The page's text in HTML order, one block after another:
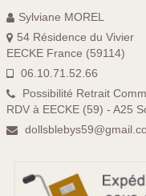
Sylviane MOREL
54 Résidence du Vivier
EECKE France (59114)
06.10.71.52.66
Possibilité Retrait
RDV à EECKE (59) - A25